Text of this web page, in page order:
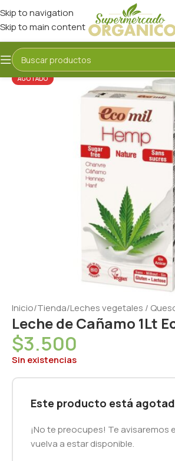
Skip to navigation
Skip to main content
AGOTADO
Inicio/Tienda/Leches vegetales /
Leche de Cañamo 1Lt
$3.500
Sin existencias
Este producto está
¡No te preocupes! Te avisaremos
vuelva a estar disponible.